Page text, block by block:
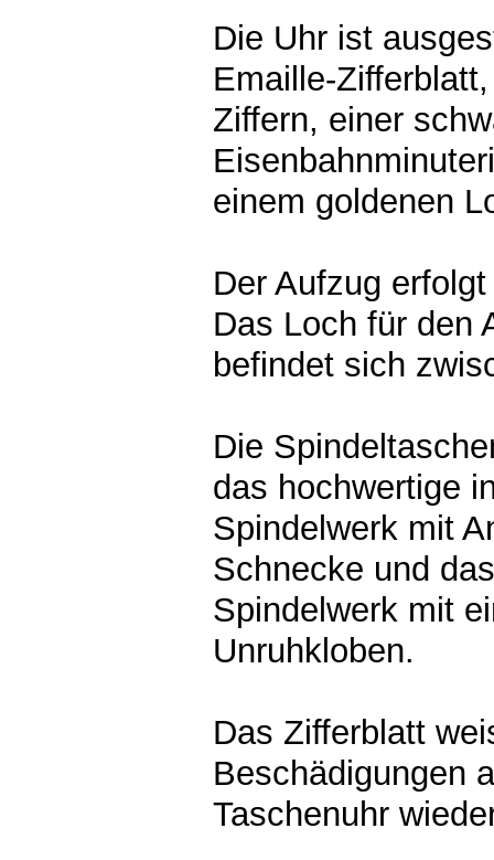
Die Uhr ist
Emaille-
Ziffern, einer
einem goldenen
Der Aufzug
Das Loch für den
befindet sich
Die
das hochwertige
Spindelwerk mit
Schnecke und
Spindelwerk mit
Unruhkloben.
Das Zifferblatt
Beschädigungen
Taschenuhr